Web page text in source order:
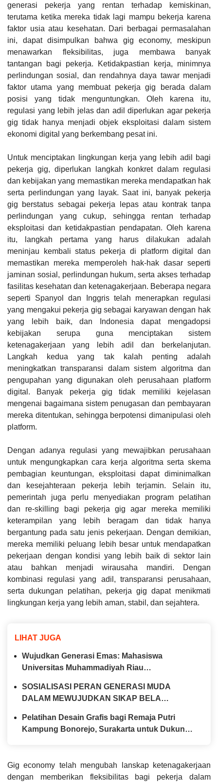
generasi pekerja yang rentan terhadap kemiskinan,
terutama ketika mereka tidak lagi mampu bekerja karena
faktor usia atau kesehatan. Dari berbagai permasalahan
ini, dapat disimpulkan bahwa gig economy, meskipun
menawarkan fleksibilitas, juga membawa banyak
tantangan bagi pekerja. Ketidakpastian kerja, minimnya
perlindungan sosial, dan rendahnya daya tawar menjadi
faktor utama yang membuat pekerja gig berada dalam
posisi yang tidak menguntungkan. Oleh karena itu,
regulasi yang lebih jelas dan adil diperlukan agar pekerja
gig tidak hanya menjadi objek eksploitasi dalam sistem
ekonomi digital yang berkembang pesat ini.
Untuk menciptakan lingkungan kerja yang lebih adil bagi
pekerja gig, diperlukan langkah konkret dalam regulasi
dan kebijakan yang memastikan mereka mendapatkan hak
serta perlindungan yang layak. Saat ini, banyak pekerja
gig berstatus sebagai pekerja lepas atau kontrak tanpa
perlindungan yang cukup, sehingga rentan terhadap
eksploitasi dan ketidakpastian pendapatan. Oleh karena
itu, langkah pertama yang harus dilakukan adalah
meninjau kembali status pekerja di platform digital dan
memastikan mereka memperoleh hak-hak dasar seperti
jaminan sosial, perlindungan hukum, serta akses terhadap
fasilitas kesehatan dan ketenagakerjaan. Beberapa negara
seperti Spanyol dan Inggris telah menerapkan regulasi
yang mengakui pekerja gig sebagai karyawan dengan hak
yang lebih baik, dan Indonesia dapat mengadopsi
kebijakan serupa guna menciptakan sistem
ketenagakerjaan yang lebih adil dan berkelanjutan.
Langkah kedua yang tak kalah penting adalah
meningkatkan transparansi dalam sistem algoritma dan
pengupahan yang digunakan oleh perusahaan platform
digital. Banyak pekerja gig tidak memiliki kejelasan
mengenai bagaimana sistem penugasan dan pembayaran
mereka ditentukan, sehingga berpotensi dimanipulasi oleh
platform.
Dengan adanya regulasi yang mewajibkan perusahaan
untuk mengungkapkan cara kerja algoritma serta skema
pembagian keuntungan, eksploitasi dapat diminimalkan
dan kesejahteraan pekerja lebih terjamin. Selain itu,
pemerintah juga perlu menyediakan program pelatihan
dan re-skilling bagi pekerja gig agar mereka memiliki
keterampilan yang lebih beragam dan tidak hanya
bergantung pada satu jenis pekerjaan. Dengan demikian,
mereka memiliki peluang lebih besar untuk mendapatkan
pekerjaan dengan kondisi yang lebih baik di sektor lain
atau bahkan menjadi wirausaha mandiri. Dengan
kombinasi regulasi yang adil, transparansi perusahaan,
serta dukungan pelatihan, pekerja gig dapat menikmati
lingkungan kerja yang lebih aman, stabil, dan sejahtera.
LIHAT JUGA
Wujudkan Generasi Emas: Mahasiswa
Universitas Muhammadiyah Riau
SOSIALISASI PERAN GENERASI MUDA
DALAM MEWUJUDKAN SIKAP BELA
Pelatihan Desain Grafis bagi Remaja Putri
Kampung Bonorejo, Surakarta untuk Dukung
Gig economy telah mengubah lanskap ketenagakerjaan
dengan memberikan fleksibilitas bagi pekerja dalam